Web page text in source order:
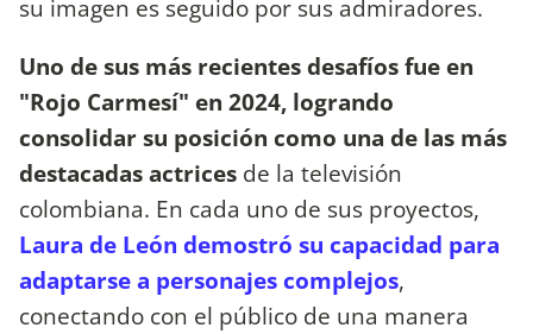
su imagen es seguido por sus admiradores.
Uno de sus más recientes desafíos fue en
"Rojo Carmesí" en 2024, logrando
consolidar su posición como una de las más
destacadas actrices de la televisión
colombiana. En cada uno de sus proyectos,
Laura de León demostró su capacidad para
adaptarse a personajes complejos,
conectando con el público de una manera